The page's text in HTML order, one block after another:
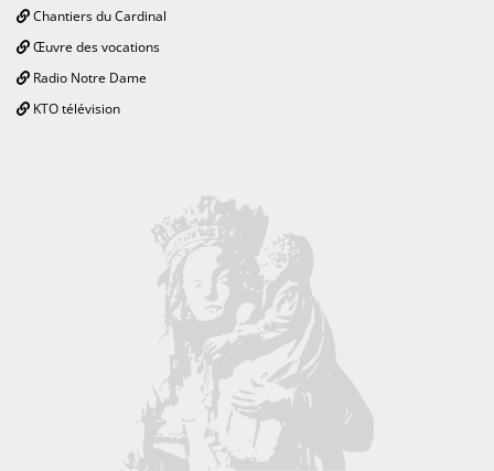
Chantiers du Cardinal
Œuvre des vocations
Radio Notre Dame
KTO télévision